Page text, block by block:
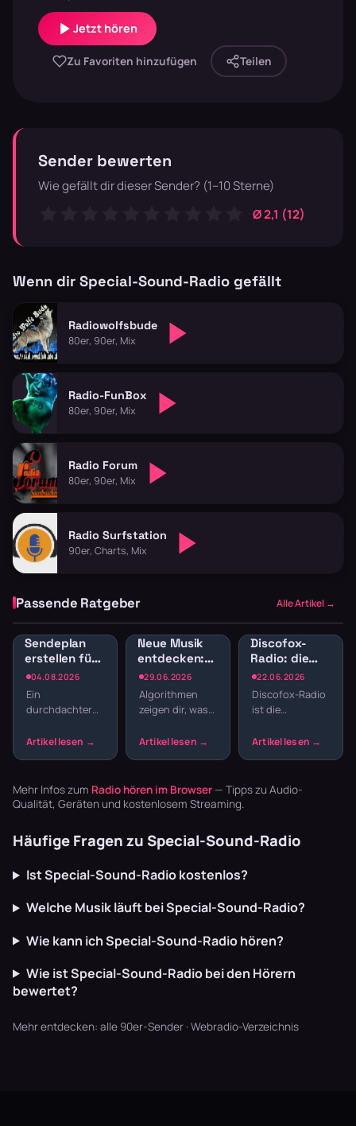
Jetzt hören
Zu Favoriten hinzufügen Teilen
Sender bewerten
Wie gefällt dir dieser Sender? (1–10 Sterne)
Ø 2,1 (12)
Wenn dir Special-Sound-Radio gefällt
Radiowolfsbude
80er, 90er, Mix
Radio-FunBox
80er, 90er, Mix
Radio Forum
80er, 90er, Mix
Radio Surfstation
90er, Charts, Mix
Passende Ratgeber Alle Artikel →
04.08.2026
Sendeplan
erstellen fürs
Webradio:
Struktur
statt
Ein
durchdachter
macht den
beliebigen
Musikstream
29.06.2026
Neue Musik
entdecken:
Radio-
Sender für
Musikentdecker
Algorithmen
zeigen dir, was
kennst.
noch nicht
kennst – aber
22.06.2026
Discofox-
Radio: die
besten
Sender zum
Tanzen
Discofox-Radio
ist die
daheim —
Schlager bis
Mehr Infos zum Radio hören im Browser — Tipps zu Audio-
Qualität, Geräten und kostenlosem Streaming.
Häufige Fragen zu Special-Sound-Radio
Ist Special-Sound-Radio kostenlos?
Welche Musik läuft bei Special-Sound-Radio?
Wie kann ich Special-Sound-Radio hören?
Wie ist Special-Sound-Radio bei den Hörern
bewertet?
Mehr entdecken: alle 90er-Sender · Webradio-Verzeichnis